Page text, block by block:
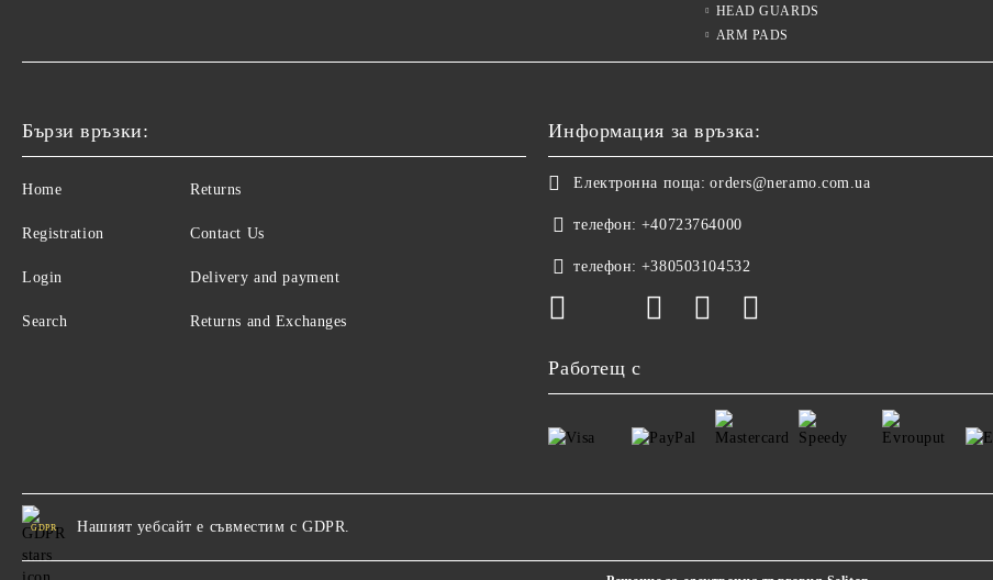
HEAD GUARDS
ARM PADS
Бързи връзки:
Home
Registration
Login
Search
Returns
Contact Us
Delivery and payment
Returns and Exchanges
Информация за връзка:
Електронна поща: orders@neramo.com.ua
телефон: +40723764000
телефон: +380503104532
Работещ с
GDPR Нашият уебсайт е съвместим с GDPR.